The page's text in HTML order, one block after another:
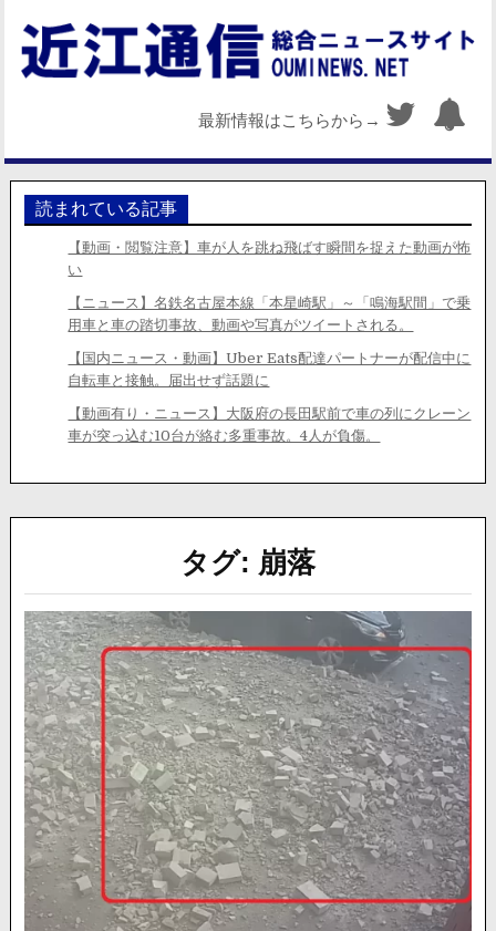
最新情報はこちらから→
読まれている記事
【動画・閲覧注意】車が人を跳ね飛ばす瞬間を捉えた動画が怖
い
【ニュース】名鉄名古屋本線「本星崎駅」～「鳴海駅間」で乗
用車と車の踏切事故、動画や写真がツイートされる。
【国内ニュース・動画】Uber Eats配達パートナーが配信中に
自転車と接触。届出せず話題に
【動画有り・ニュース】大阪府の長田駅前で車の列にクレーン
車が突っ込む10台が絡む多重事故。4人が負傷。
タグ: 崩落